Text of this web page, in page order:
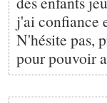
j'ai confiance
N'hésite pas,
pour pouvoir